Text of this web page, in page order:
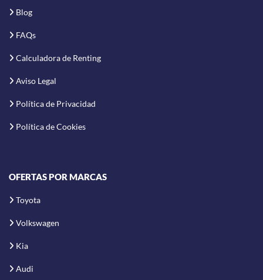
Blog
FAQs
Calculadora de Renting
Aviso Legal
Política de Privacidad
Política de Cookies
OFERTAS POR MARCAS
Toyota
Volkswagen
Kia
Audi